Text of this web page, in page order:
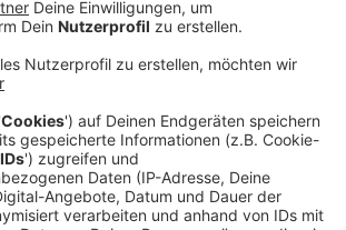
und Umweltdaten.
wurden zwischen Neusser- und
installiert. Ihre modernen Sensoren